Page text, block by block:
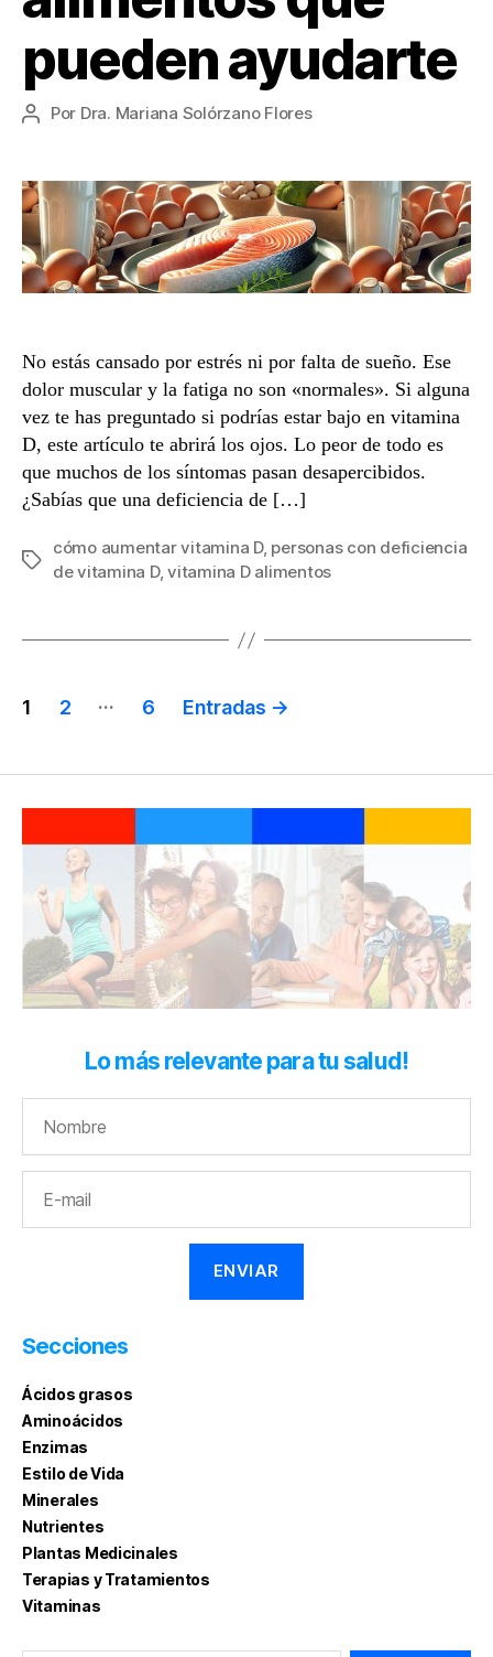
pueden ayudarte
Autor
entrada
Por Dra. Mariana Solórzano Flores
No estás cansado por estrés ni por falta de sueño. Ese
dolor muscular y la fatiga no son «normales». Si alguna
vez te has preguntado si podrías estar bajo en vitamina
D, este artículo te abrirá los ojos. Lo peor de todo es
que muchos de los síntomas pasan desapercibidos.
¿Sabías que una deficiencia de […]
Etiquetas
cómo aumentar vitamina D, personas con deficiencia
de vitamina D,vitamina D alimentos
Paginación
entradas
1 2 … 6 Entradas →
Lo más relevante para tu salud!
Secciones
Ácidos grasos
Aminoácidos
Enzimas
Estilo de Vida
Minerales
Nutrientes
Plantas Medicinales
Terapias y Tratamientos
Vitaminas